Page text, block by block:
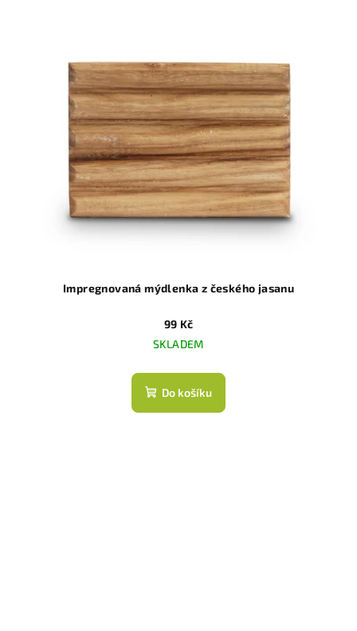
Impregnovaná mýdlenka z českého jasanu
99 Kč
SKLADEM
Do košíku